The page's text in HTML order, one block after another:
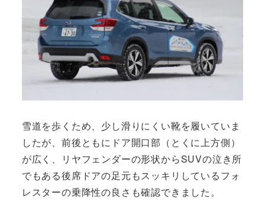
雪道を歩くため、少し滑りにくい靴を履いていま
したが、前後ともにドア開口部（とくに上方側）
が広く、リヤフェンダーの形状からSUVの泣き所
でもある後席ドアの足元もスッキリしているフォ
レスターの乗降性の良さも確認できました。